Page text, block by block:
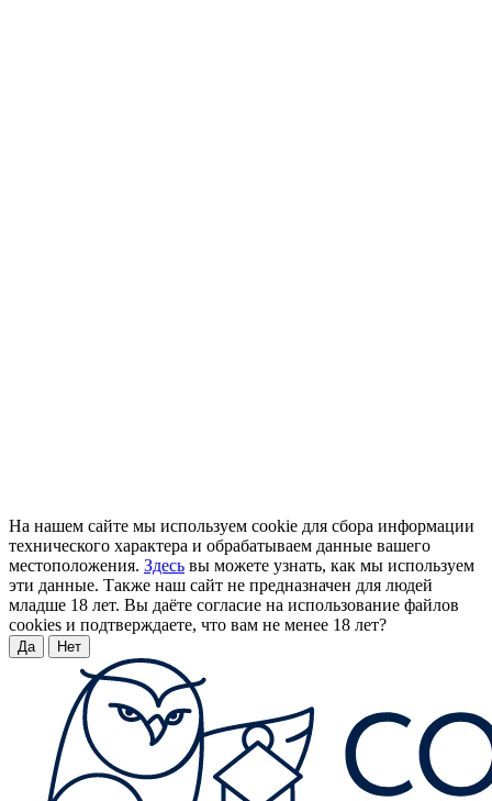
На нашем сайте мы используем cookie для сбора информации
технического характера и обрабатываем данные вашего
местоположения. Здесь вы можете узнать, как мы используем
эти данные. Также наш сайт не предназначен для людей
младше 18 лет. Вы даёте согласие на использование файлов
cookies и подтверждаете, что вам не менее 18 лет?
Да Нет